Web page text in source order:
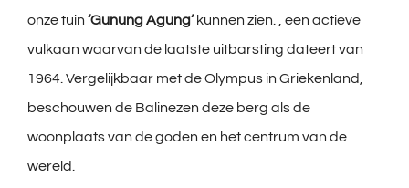
onze tuin ‘Gunung Agung’ kunnen zien. , een actieve
vulkaan waarvan de laatste uitbarsting dateert van
1964. Vergelijkbaar met de Olympus in Griekenland,
beschouwen de Balinezen deze berg als de
woonplaats van de goden en het centrum van de
wereld.